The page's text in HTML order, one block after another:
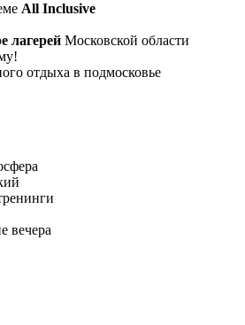
All Inclusive
лагерей Московской области
отдыха в подмосковье
вечера